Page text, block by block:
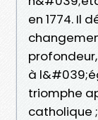
en 1774. Il
à
triomphe
catholique